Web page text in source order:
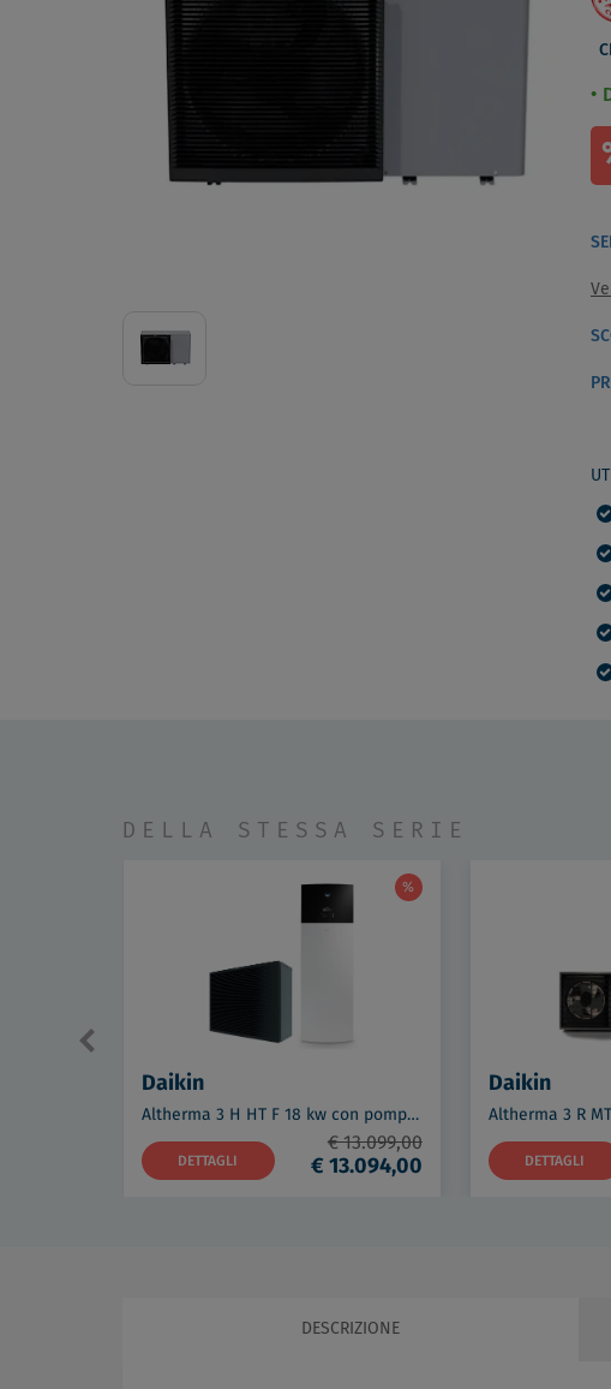
DELLA STESSA SERIE
%
Daikin
Altherma 3 H HT F 18 kw con pompa di calore aria-acqua a pavimento - Trifase codice prod: ETVX16S23E9W7 EPRA18DW17 BRC1H
DETTAGLI
€ 13.099,00
€ 13.094,00
Daikin
DETTAGLI
DESCRIZIONE